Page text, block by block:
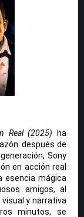
Real (2025) ha
después de
Sony
en acción real
esencia mágica
amigos, al
y narrativa
minutos, se